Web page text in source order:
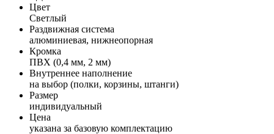
Цвет
Светлый
Раздвижная система
алюминиевая, нижнеопорная
Кромка
ПВХ (0,4 мм, 2 мм)
Внутреннее наполнение
на выбор (полки, корзины, штанги)
Размер
индивидуальный
Цена
указана за базовую комплектацию